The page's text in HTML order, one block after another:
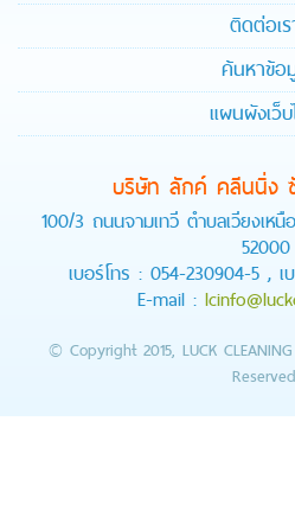
ติดต่อเ
ค้นหาข้อ
แผนผังเว็
บริษัท ลักค์ คลีนนิ่ง
100/3 ถนนจามเทวี ตำบลเวียงเห
52000
เบอร์โทร : 054-230904-5 ,
E-mail :
© Copyright 2015, LUCK